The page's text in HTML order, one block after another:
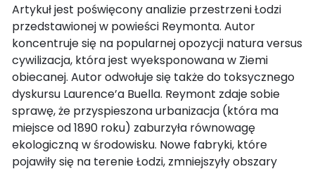
Artykuł jest poświęcony analizie przestrzeni Łodzi
przedstawionej w powieści Reymonta. Autor
koncentruje się na popularnej opozycji natura versus
cywilizacja, która jest wyeksponowana w Ziemi
obiecanej. Autor odwołuje się także do toksycznego
dyskursu Laurence’a Buella. Reymont zdaje sobie
sprawę, że przyspieszona urbanizacja (która ma
miejsce od 1890 roku) zaburzyła równowagę
ekologiczną w środowisku. Nowe fabryki, które
pojawiły się na terenie Łodzi, zmniejszyły obszary